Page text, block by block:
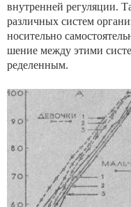
внутренней регуляции.
различных систем
носительно
шение между этими
ределенным.